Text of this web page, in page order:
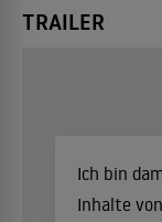
TRAILER
Ich bin
Inhalte